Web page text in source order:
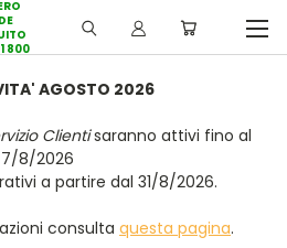
800
AGOSTO 2026
Clientisaranno attivi fino al
7/8/2026
a partire dal 31/8/2026.
consulta questa pagina.